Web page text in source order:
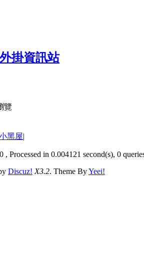
覽
黑屋|
, Processed in 0.004121 second(s), 0
Discuz! X3.2. Theme ByYeei!